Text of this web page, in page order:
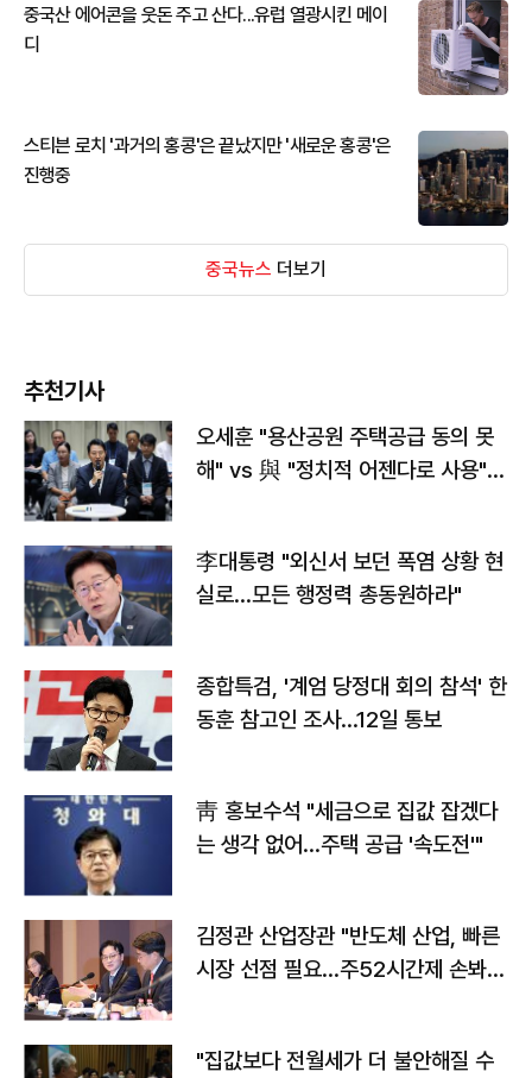
중국산 에어콘을 웃돈 주고 산다...유럽 열광시킨 메이
디
스티븐 로치 '과거의 홍콩'은 끝났지만 '새로운 홍콩'은
진행중
중국뉴스 더보기
추천기사
오세훈 "용산공원 주택공급 동의 못
해" vs 與 "정치적 어젠다로 사용"
李대통령 "외신서 보던 폭염 상황 현
실로…모든 행정력 총동원하라"
종합특검, '계엄 당정대 회의 참석' 한
동훈 참고인 조사...12일 통보
靑 홍보수석 "세금으로 집값 잡겠다
는 생각 없어…주택 공급 '속도전'"
김정관 산업장관 "반도체 산업, 빠른
시장 선점 필요…주52시간제 손봐
"집값보다 전월세가 더 불안해질 수